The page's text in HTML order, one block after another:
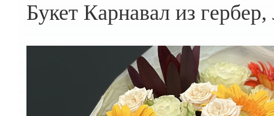
Букет Карнавал из